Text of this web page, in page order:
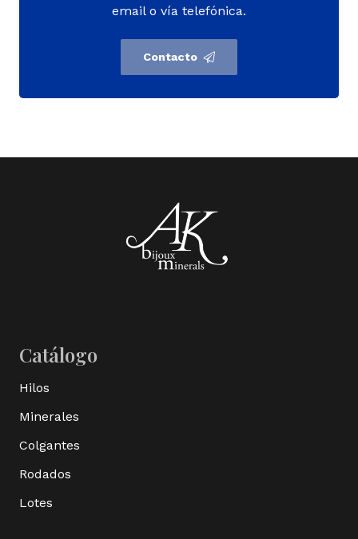
email o vía telefónica.
Contacto
Catálogo
Hilos
Minerales
Colgantes
Rodados
Lotes